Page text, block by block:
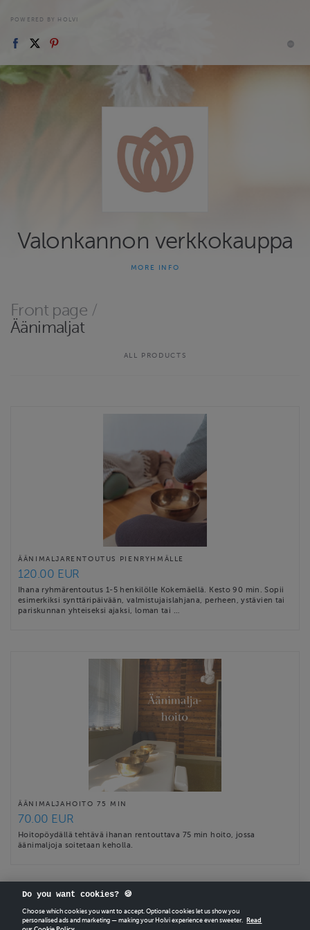
POWERED BY HOLVI
Valonkannon verkkokauppa
palveluita, joissa yhdistyvät ilmajooga ja flow-joogat,
äänimaljahoidot ja sointukylvyt sekä erilaiset tapahtumat ja
koulutukset. Verkkokaupastamme löydät mm. kertamaksu- ja
MORE INFO
Front page /
Äänimaljat
ALL PRODUCTS
ÄÄNIMALJARENTOUTUS PIENRYHMÄLLE
120.00 EUR
Ihana ryhmärentoutus 1-5 henkilölle Kokemäellä. Kesto 90 min. Sopii
esimerkiksi synttäripäivään, valmistujaislahjana, perheen, ystävien tai
pariskunnan yhteiseksi ajaksi, loman tai …
ÄÄNIMALJAHOITO 75 MIN
70.00 EUR
Hoitopöydällä tehtävä ihanan rentouttava 75 min hoito, jossa
äänimaljoja soitetaan keholla.
Do you want cookies? 🍪
Choose which cookies you want to accept. Optional cookies let us show you
personalised ads and marketing — making your Holvi experience even sweeter.
Read